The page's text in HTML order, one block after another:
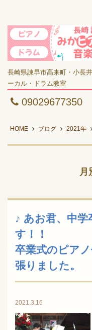
長崎県諫早市高来町・小長
ーカル・ドラム教室
09029677350
HOME ブログ 2021年
月
♪ あお君、中
卒業式のピア
張りました。
2021.3.16